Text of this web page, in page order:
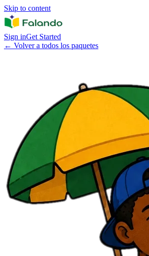
Skip to content
Sign inGet Started
← Volver a todos los paquetes